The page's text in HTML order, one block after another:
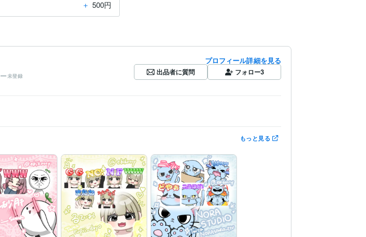
＋ 500円
未登録
プロフィール詳細を見る
出品者に質問 フォロー3
もっと見る